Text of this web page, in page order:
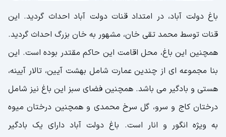
باغ دولت آباد، در امتداد قنات دولت آباد احداث گردید. این
قنات توسط محمد تقی خان، مشهور به خان بزرگ احداث گردید.
همچنین این باغ، محل اقامت این حاکم مقتدر بوده است. این
بنا مجموعه ای از چندین عمارت شامل بهشت آیین، تالار آیینه،
هستی و بادگیر می باشد. همچنین فضای سبز این باغ نیز شامل
درختان کاج و سرو، گل سرخ محمدی و همچنین درختان میوه
به ویژه انگور و انار است. باغ دولت آباد دارای یک بادگیر